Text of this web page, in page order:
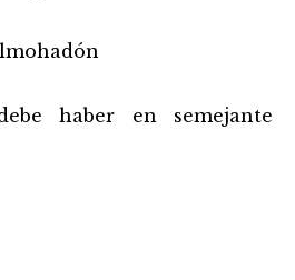
haber en semejante